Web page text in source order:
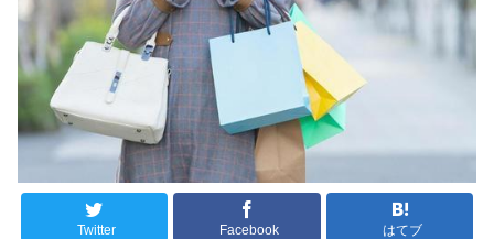
Twitter Facebook はてブ